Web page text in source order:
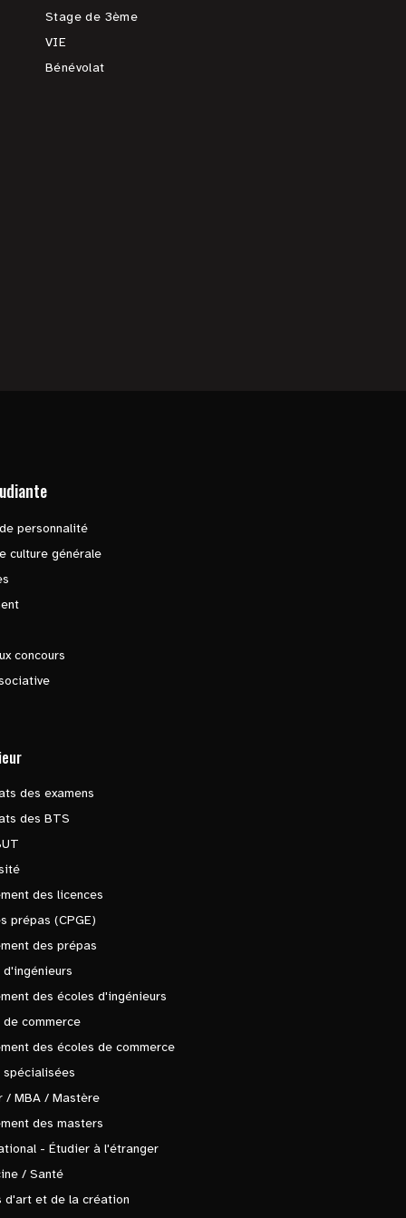
Stage de 3ème
VIE
Bénévolat
personnalité
culture générale
concours
des examens
des BTS
des licences
prépas (CPGE)
des prépas
d'ingénieurs
des écoles d'ingénieurs
de commerce
des écoles de commerce
spécialisées
/ MBA / Mastère
des masters
- Étudier à l'étranger
/ Santé
d'art et de la création